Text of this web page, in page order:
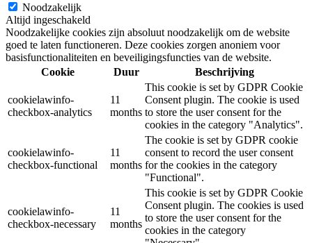
Noodzakelijk
Altijd ingeschakeld
Noodzakelijke cookies zijn absoluut noodzakelijk om de website
goed te laten functioneren. Deze cookies zorgen anoniem voor
basisfunctionaliteiten en beveiligingsfuncties van de website.
Cookie
Duur Beschrijving
cookielawinfo-
checkbox-analytics
11
months
This cookie is set by GDPR Cookie
Consent plugin. The cookie is used
to store the user consent for the
cookies in the category "Analytics".
cookielawinfo-
checkbox-functional
11
months
The cookie is set by GDPR cookie
consent to record the user consent
for the cookies in the category
"Functional".
cookielawinfo-
checkbox-necessary
11
months
This cookie is set by GDPR Cookie
Consent plugin. The cookies is used
to store the user consent for the
cookies in the category